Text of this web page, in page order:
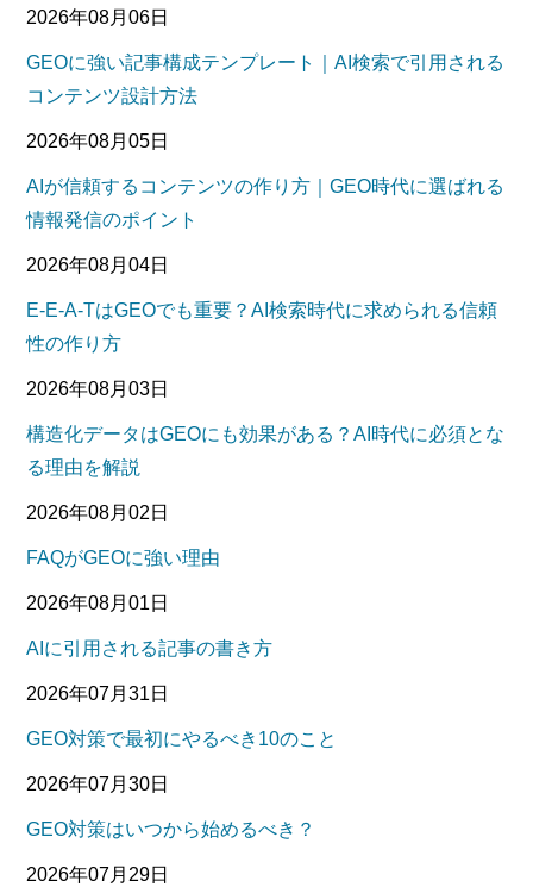
2026年08月06日
GEOに強い記事構成テンプレート｜AI検索で引用される
コンテンツ設計方法
2026年08月05日
AIが信頼するコンテンツの作り方｜GEO時代に選ばれる
情報発信のポイント
2026年08月04日
E-E-A-TはGEOでも重要？AI検索時代に求められる信頼
性の作り方
2026年08月03日
構造化データはGEOにも効果がある？AI時代に必須とな
る理由を解説
2026年08月02日
FAQがGEOに強い理由
2026年08月01日
AIに引用される記事の書き方
2026年07月31日
GEO対策で最初にやるべき10のこと
2026年07月30日
GEO対策はいつから始めるべき？
2026年07月29日